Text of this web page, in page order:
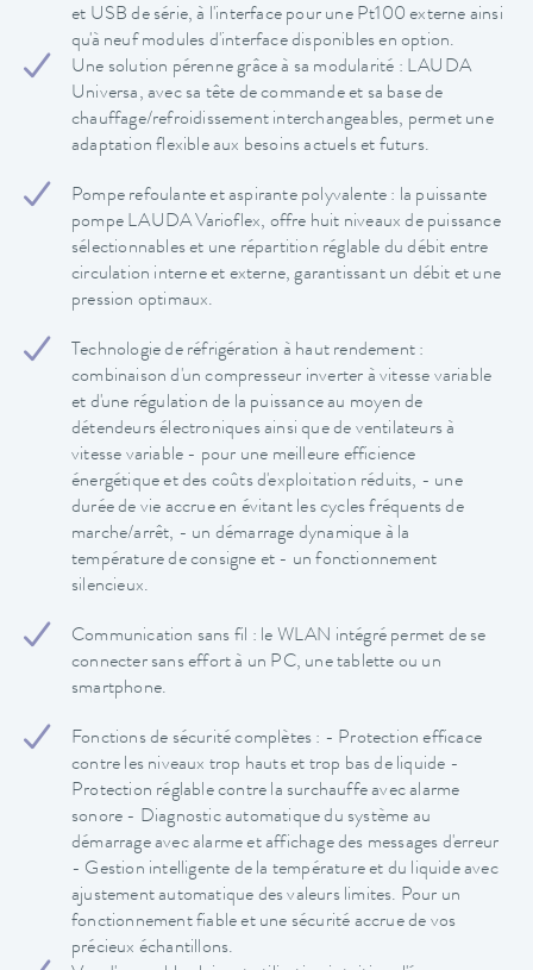
et USB de série, à l'interface pour une Pt100 externe ainsi
qu'à neuf modules d'interface disponibles en option.
Une solution pérenne grâce à sa modularité : LAUDA
Universa, avec sa tête de commande et sa base de
chauffage/refroidissement interchangeables, permet une
adaptation flexible aux besoins actuels et futurs.
Pompe refoulante et aspirante polyvalente : la puissante
pompe LAUDA Varioflex, offre huit niveaux de puissance
sélectionnables et une répartition réglable du débit entre
circulation interne et externe, garantissant un débit et une
pression optimaux.
Technologie de réfrigération à haut rendement :
combinaison d'un compresseur inverter à vitesse variable
et d'une régulation de la puissance au moyen de
détendeurs électroniques ainsi que de ventilateurs à
vitesse variable - pour une meilleure efficience
énergétique et des coûts d'exploitation réduits, - une
durée de vie accrue en évitant les cycles fréquents de
marche/arrêt, - un démarrage dynamique à la
température de consigne et - un fonctionnement
silencieux.
Communication sans fil : le WLAN intégré permet de se
connecter sans effort à un PC, une tablette ou un
smartphone.
Fonctions de sécurité complètes : - Protection efficace
contre les niveaux trop hauts et trop bas de liquide -
Protection réglable contre la surchauffe avec alarme
sonore - Diagnostic automatique du système au
démarrage avec alarme et affichage des messages d'erreur
- Gestion intelligente de la température et du liquide avec
ajustement automatique des valeurs limites. Pour un
fonctionnement fiable et une sécurité accrue de vos
précieux échantillons.